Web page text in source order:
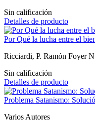
Sin calificación
Detalles de producto
Por Qué la lucha entre el
Ricciardi, P. Ramón Foyer
Sin calificación
Detalles de producto
Problema Satanismo:
Varios Autores